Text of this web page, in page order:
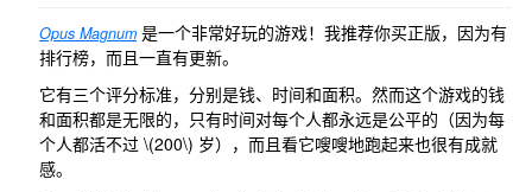
Opus Magnum 是一个非常好玩的游戏！我推荐你买正版，因为有
排行榜，而且一直有更新。
它有三个评分标准，分别是钱、时间和面积。然而这个游戏的钱
和面积都是无限的，只有时间对每个人都永远是公平的（因为每
个人都活不过 \(200\) 岁），而且看它嗖嗖地跑起来也很有成就
感。